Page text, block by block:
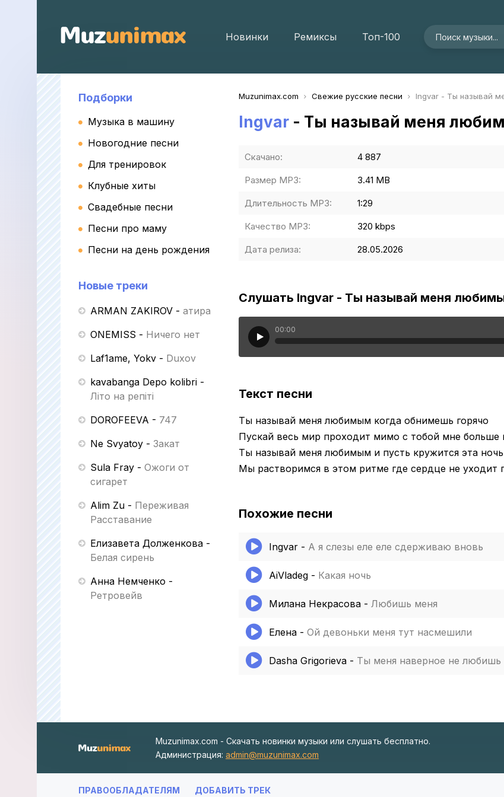
Новинки Ремиксы Топ-100
Подборки
Музыка в машину
Новогодние песни
Для тренировок
Клубные хиты
Свадебные песни
Песни про маму
Песни на день рождения
Новые треки
ARMAN ZAKIROV - Қатира
ONEMISS - Ничего нет
Laf1ame, Yokv - Duxov
kavabanga Depo kolibri -
Літо на репіті
DOROFEEVA - 747
Ne Svyatoy - Закат
Sula Fray - Ожоги от
сигарет
Alim Zu - Переживая
Расставание
Елизавета Долженкова -
Белая сирень
Анна Немченко -
Ретровейв
Muzunimax.com Свежие русские песни Ingvar - Ты называй
Ingvar - Ты называй меня
Скачано: 4 887
Размер MP3: 3.41 MB
Длительность MP3: 1:29
Качество MP3: 320 kbps
Дата релиза: 28.05.2026
Слушать Ingvar - Ты называй меня
00:00
Текст песни
Ты называй меня любимым когда обнимешь горячо
Пускай весь мир проходит мимо с тобой мне больше
Ты называй меня любимым и пусть кружится эта ночь
Мы растворимся в этом ритме где сердце не уходит
Похожие песни
Ingvar - А я слезы еле еле сдерживаю вновь
AiVladeg - Какая ночь
Милана Некрасова - Любишь меня
Елена - Ой девоньки меня тут насмешили
Dasha Grigorieva - Ты меня наверное не любишь
Muzunimax.com - Скачать новинки музыки или слушать бесплатно.
Администрация: admin@muzunimax.com
ПРАВООБЛАДАТЕЛЯМ ДОБАВИТЬ ТРЕК